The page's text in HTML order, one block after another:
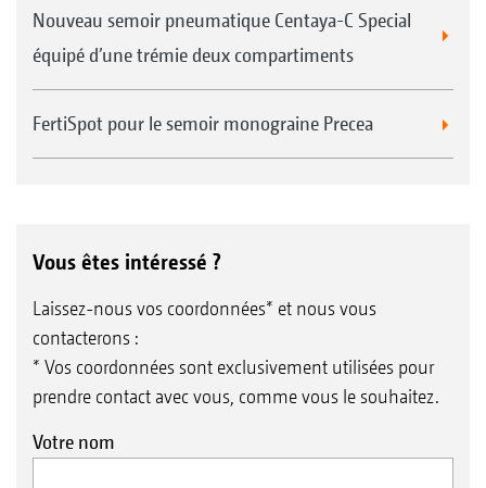
Nouveau semoir pneumatique Centaya-C Special
équipé d’une trémie deux compartiments
FertiSpot pour le semoir monograine Precea
Vous êtes intéressé ?
Laissez-nous vos coordonnées* et nous vous
contacterons :
* Vos coordonnées sont exclusivement utilisées pour
prendre contact avec vous, comme vous le souhaitez.
Votre nom